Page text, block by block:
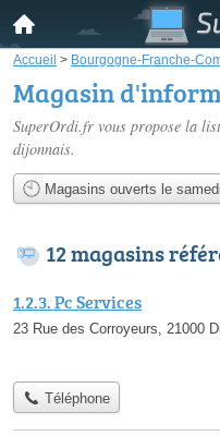
Accueil > Bourgogne-Franche-
Magasin
SuperOrdi.fr vous propose la
dijonnais.
Magasins ouverts le samedi
12 magasins
1.2.3. Pc Services
23 Rue des Corroyeurs, 21000
Téléphone